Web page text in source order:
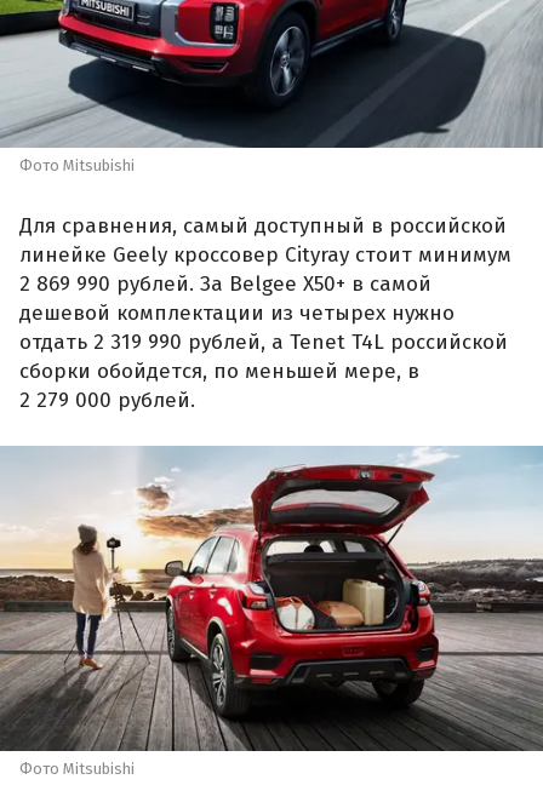
Фото Mitsubishi
Для сравнения, самый доступный в российской
линейке Geely кроссовер Cityray стоит минимум
2 869 990 рублей. За Belgee X50+ в самой
дешевой комплектации из четырех нужно
отдать 2 319 990 рублей, а Tenet T4L российской
сборки обойдется, по меньшей мере, в
2 279 000 рублей.
Фото Mitsubishi